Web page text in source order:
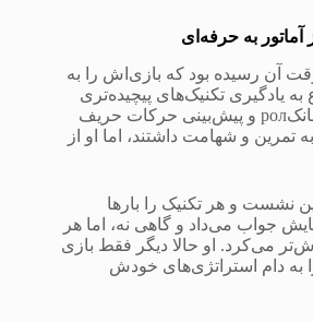
آماتور به حرفه‌ای
آن رسیده بود که بازی‌اش را به
یادگیری تکنیک‌های پیچیده‌تری
مثل بلوف زدن، مدیریت بانکрол و پیش‌بینی حرکات حریف
تمرین و شهامت داشتند، اما او از
نشست و هر تکنیک را بارها
جواب می‌داد و گاهی نه، اما هر
می‌کرد. او حالا دیگر فقط بازی
به دام استراتژی‌های خودش